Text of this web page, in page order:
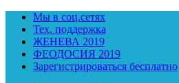
Мы в соц.сетях
Тех. поддержка
ЖЕНЕВА 2019
ФЕОДОСИЯ 2019
Зарегистрироваться бесплатно